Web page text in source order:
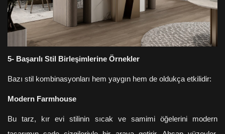
5- Başarılı Stil Birleşimlerine Örnekler
Bazı stil kombinasyonları hem yaygın hem de oldukça etkilidir:
Modern Farmhouse
Bu tarz, kır evi stilinin sıcak ve samimi öğelerini modern